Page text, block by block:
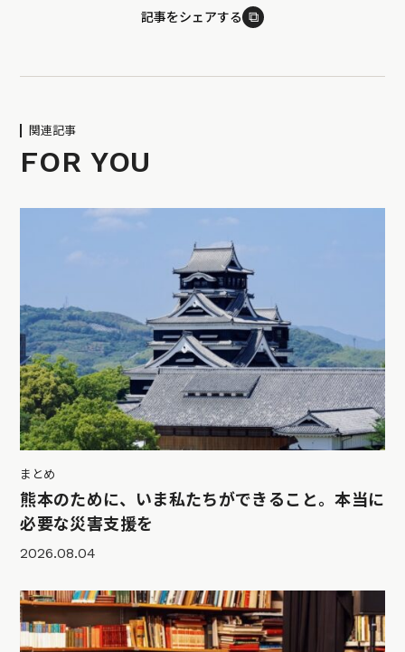
記事をシェアする ⧉
関連記事
FOR YOU
まとめ
熊本のために、いま私たちができること。本当に
必要な災害支援を
2026.08.04